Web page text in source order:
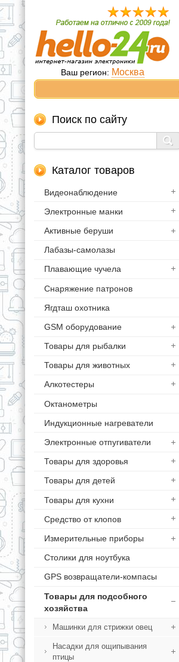
Ваш регион: Москва
Поиск по сайту
Каталог товаров
Видеонаблюдение
Электронные манки
Активные беруши
Лабазы-самолазы
Плавающие чучела
Снаряжение патронов
Ягдташ охотника
GSM оборудование
Товары для рыбалки
Товары для животных
Алкотестеры
Октанометры
Индукционные нагреватели
Электронные отпугиватели
Товары для здоровья
Товары для детей
Товары для кухни
Средство от клопов
Измерительные приборы
Столики для ноутбука
GPS возвращатели-компасы
Товары для подсобного
хозяйства
Машинки для стрижки овец
Насадки для ощипывания
птицы